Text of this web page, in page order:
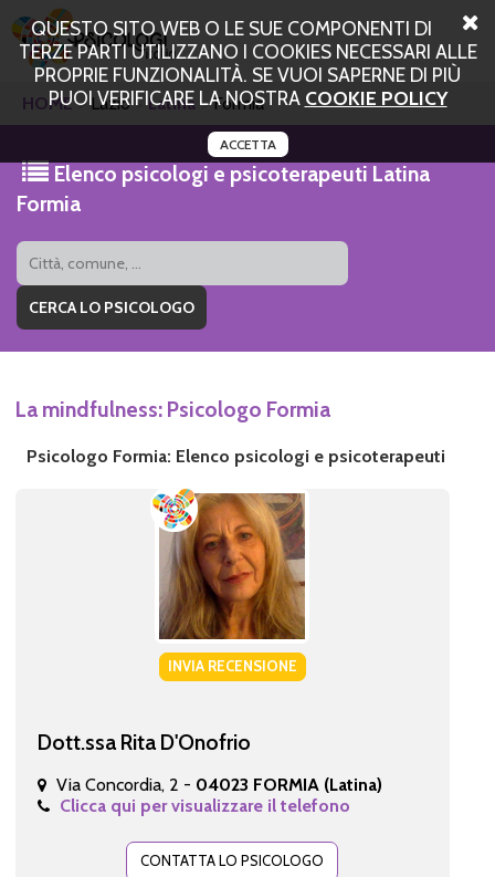
QUESTO SITO WEB O LE SUE COMPONENTI DI
TERZE PARTI UTILIZZANO I COOKIES NECESSARI ALLE
PROPRIE FUNZIONALITÀ. SE VUOI SAPERNE DI PIÙ
PUOI VERIFICARE LA NOSTRA COOKIE POLICY
ACCETTA
HOME Lazio Latina Formia
Elenco psicologi e psicoterapeuti Latina
Formia
La mindfulness: Psicologo Formia
Psicologo Formia: Elenco psicologi e psicoterapeuti
INVIA RECENSIONE
Dott.ssa Rita D'Onofrio
Via Concordia, 2 - 04023 FORMIA (Latina)
Clicca qui per visualizzare il telefono
CONTATTA LO PSICOLOGO